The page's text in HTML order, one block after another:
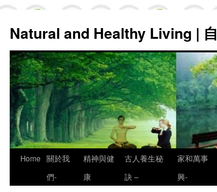
Natural and Healthy Living |
Skip
Home 關於我
們-
精神與健
康
古人養生秘
訣 –
家和萬事
興-